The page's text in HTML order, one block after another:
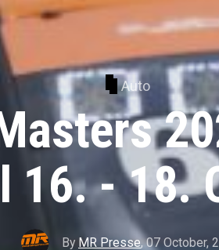
Auto
16. - 18.
By MR Presse,07 October,